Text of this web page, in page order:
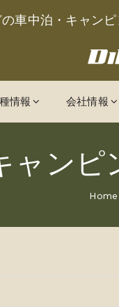
車中泊・キャン
情報 会社情報
ャンピ
Home